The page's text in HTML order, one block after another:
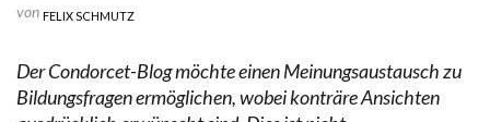
von FELIX SCHMUTZ
Der Condorcet-Blog möchte einen Meinungsaustausch zu
Bildungsfragen ermöglichen, wobei konträre Ansichten